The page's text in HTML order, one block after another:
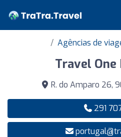
Agências de
Travel
R. do Amparo 26,
291